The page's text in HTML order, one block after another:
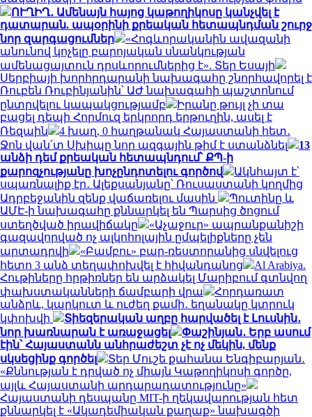
ՈՒՂԻՂ․ Ամենայն հայոց կաթողիկոսը կանչվել է
դատարան. ապօրինի քրեական հետապնդման շուրջ
նոր զարգացումներ
«Հոգևորականին ավազանի
անունով կոչելը բարոյական սնանկության
ամենացայտուն դրսևորումներից է». Տեր Եսայի
Սերբիայի խորհրդարանի նախագահը շնորհավորել է
Ռուբեն Ռուբինյանին՝ ԱԺ նախագահի պաշտոնում
ընտրվելու կապակցությամբ
Իրանը թույլ չի տա
բացել դեպի Հորմուզ երկրորդ երթուղին, ասել է
Ռեզաին
4 խաղ, 0 հաղթանակ Հայաստանի հետ․
Ջոն վան՛տ Սխիպը նոր ազգային թիմ է ստանձնել
13
անձի դեմ քրեական հետապնդում՝ ՔՊ-ի
քարոզչությանը խոչընդոտելու գործով
Ակնհայտ է՝
սպառնալիք էր․ Ալեքսանյանը՝ Ռուսաստանի կողմից
Ադրբեջանին զենք վաճառելու մասին
Պուտինը և
ԱՄԷ-ի նախագահը քննարկել են Պարսից ծոցում
ստեղծված իրավիճակը
«Աչաջուր» ապրանքանիշի
գազավորված ոչ ալկոհոլային ըմպելիքները չեն
արտադրվի
«Բամբու» բար-ռեստորանից սնվելուց
հետո 3 անձ տեղափոխվել է հիվանդանոց
Al Arabiya.
Հութիները հրթիռներ են արձակել Մարիբում գտնվող
փախստականների ճամբարի վրա
Հորդառատ
անձրև, կարկուտ և ուժեղ քամի․ եղանակը կտրուկ
կփոխվի
Տիեզերական աղբը հարվածել է Լուսնին․
նոր խառնարան է առաջացել
Փաշինյան․ Երբ ասում
էին՝ Հայաստանն անհրաժեշտ չէ ոչ մեկին, մենք
սկսեցինք գործել
Տեր Մուշե քահանա Ենգիբարյան․
«Քննության է դրված ոչ միայն Կաթողիկոսի գործը,
այլև Հայաստանի արդարադատությունը»
Հայաստանի դեսպանը MIT-ի ղեկավարության հետ
քննարկել է «Ակադեմիական քաղաք» նախագծի